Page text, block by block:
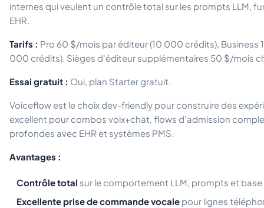
internes qui veulent un contrôle total sur les prompts LLM,
EHR.
Tarifs : Pro 60 $/mois par éditeur (10 000 crédits), Business
000 crédits). Sièges d'éditeur supplémentaires 50 $/mois
Essai gratuit : Oui, plan Starter gratuit.
Voiceflow est le choix dev-friendly pour construire des
excellent pour combos voix+chat, flows d'admission
profondes avec EHR et systèmes PMS.
Avantages :
Contrôle total sur le comportement LLM, prompts et
Excellente prise de commande vocale pour lignes